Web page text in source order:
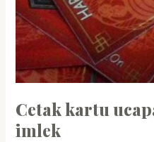
Cetak kartu
imlek